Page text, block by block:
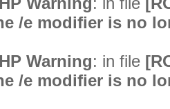
/e modifier is no
Warning: in file
/e modifier is no